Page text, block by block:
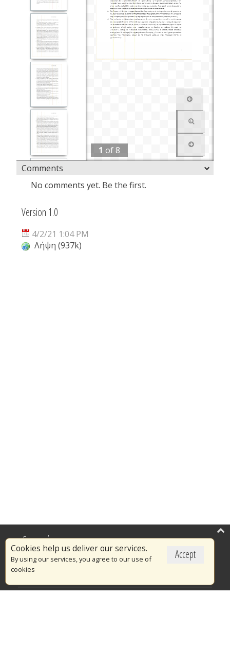
1 of8
Comments
No comments yet. Be the first.
Version 1.0
4/2/21 1:04 PM
Λήψη (937k)
Accept
Cookies help us deliver our services.
By using our services, you agree to our use of
cookies
Επικαιρότητα
Το Πυροσβεστικό Σώμα